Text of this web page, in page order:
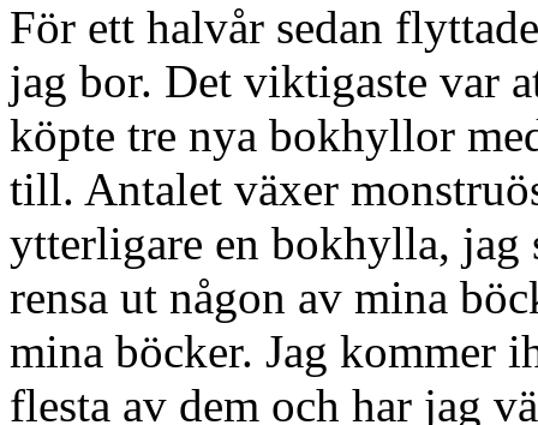
För ett halvår sedan
jag bor. Det viktigaste var
köpte tre nya bokhyllor
till. Antalet växer
ytterligare en bokhylla, jag
rensa ut någon av mina
mina böcker. Jag kommer
flesta av dem och har jag